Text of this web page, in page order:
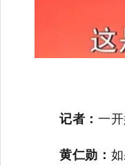
记者： 一
黄仁勋：